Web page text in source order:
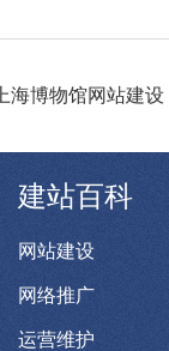
上海博物馆网站建设
建站百科
网站建设
网络推广
运营维护